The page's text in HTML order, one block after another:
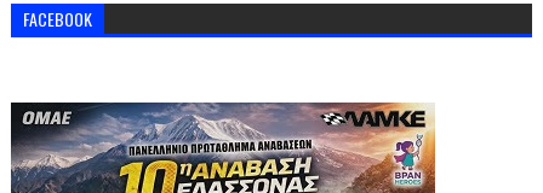
FACEBOOK